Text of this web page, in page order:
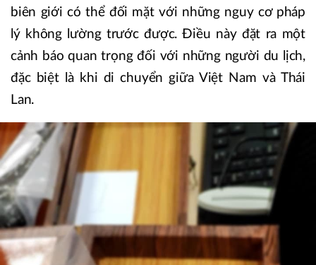
biên giới có thể đối mặt với những nguy cơ pháp
lý không lường trước được. Điều này đặt ra một
cảnh báo quan trọng đối với những người du lịch,
đặc biệt là khi di chuyển giữa Việt Nam và Thái
Lan.